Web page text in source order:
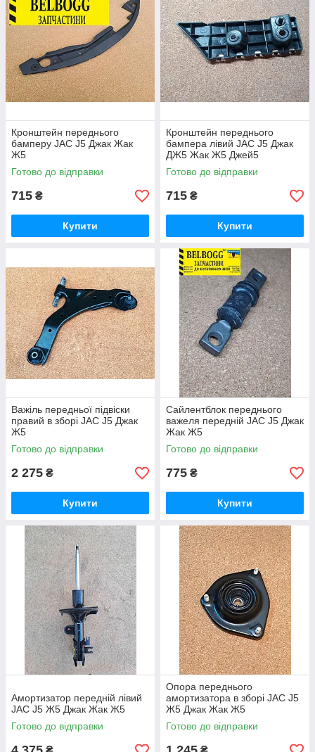
Кронштейн переднього
бамперу JAC J5 Джак Жак
Ж5
Готово до відправки
715 ₴
Купити
Кронштейн переднього
бампера лівий JAC J5 Джак
ДЖ5 Жак Ж5 Джей5
Готово до відправки
715 ₴
Купити
Важіль передньої підвіски
правий в зборі JAC J5 Джак
Ж5
Готово до відправки
2 275 ₴
Купити
Сайлентблок переднього
важеля передній JAC J5 Джак
Жак Ж5
Готово до відправки
775 ₴
Купити
Амортизатор передній лівий
JAC J5 Ж5 Джак Жак Ж5
Готово до відправки
Опора переднього
амортизатора в зборі JAC J5
Ж5 Джак Жак Ж5
Готово до відправки